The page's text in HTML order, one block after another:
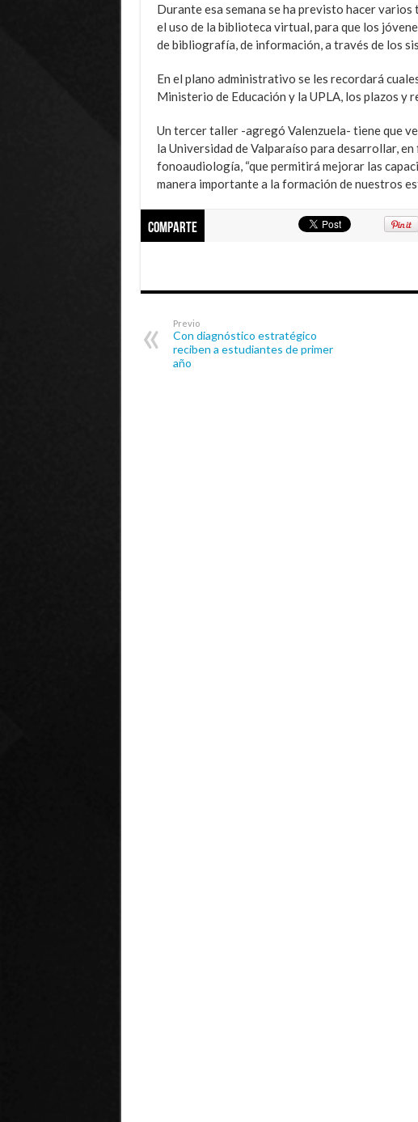
Durante esa semana se ha previsto hacer
el uso de la biblioteca virtual, para que los
de bibliografía, de información, a través de los
En el plano administrativo se les recordará
Ministerio de Educación y la UPLA, los plazos y
Un tercer taller -agregó Valenzuela- tiene que
la Universidad de Valparaíso para desarrollar,
fonoaudiología, “que permitirá mejorar las
manera importante a la formación de nuestros
Comparte
Previo
Con diagnóstico estratégico
reciben a estudiantes de primer
año